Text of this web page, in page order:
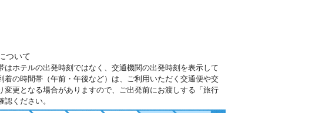
ついて
はホテルの出発時刻ではなく、交通機関の出発時刻を表示して
着の時間帯（午前・午後など）は、ご利用いただく交通便や交
変更となる場合がありますので、ご出発前にお渡しする「旅行
認ください。